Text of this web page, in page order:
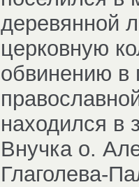
деревянной
церковную
обвинению в
находился в
Внучка о.
Глаголева-